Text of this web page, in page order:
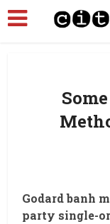
Godard banh
party single-